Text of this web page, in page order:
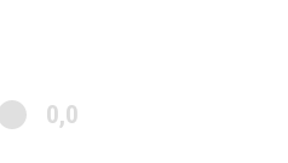
0,0